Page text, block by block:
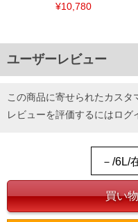
¥10,780
ユーザーレビュー
この商品に寄せられたカスタ
レビューを評価するにはログ